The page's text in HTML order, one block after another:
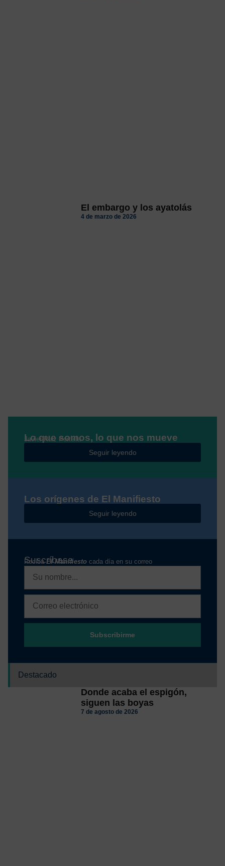
El embargo y los ayatolás
4 de marzo de 2026
Lo que somos, lo que nos mueve
Javier Ruiz Portella
Seguir leyendo
Los orígenes de El Manifiesto
Seguir leyendo
Suscríbase
RecibaEl Manifiesto cada día en su correo
Subscribirme
Destacado
Donde acaba el espigón,
siguen las boyas
7 de agosto de 2026